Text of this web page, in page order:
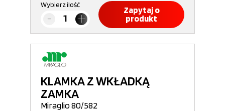
Wybierz ilość
Zapytaj o
produkt
KLAMKA Z WKŁADKĄ
ZAMKA
Miraglio 80/582